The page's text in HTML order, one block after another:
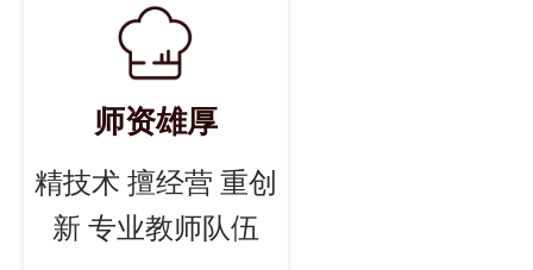
师资雄厚
精技术 擅经营 重创
新 专业教师队伍